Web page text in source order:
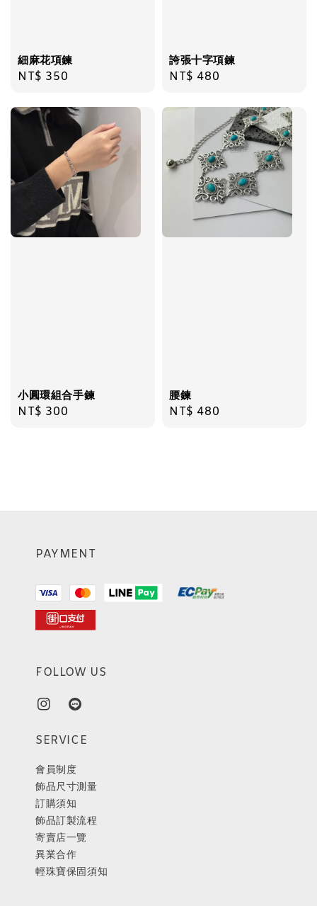
細麻花項鍊
Regular
NT$ 350
誇張十字項鍊
Regular
NT$ 480
小圓環組合手鍊
Regular
NT$ 300
腰鍊
Regular
NT$ 480
PAYMENT
FOLLOW US
SERVICE
會員制度
飾品尺寸測量
訂購須知
飾品訂製流程
寄賣店一覽
異業合作
輕珠寶保固須知